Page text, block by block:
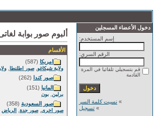
دخول الأعضاء المسجلين
إسم المستخدم:
الرقم السري:
قم بتسجيلي تلقائيا في المرة
القادمة
» نسيت كلمة السر
» تسجيل
ألبوم صور بوابة
الأقسام
امريكا (587)
ولاية شيكاغو صور اطلنطا
صور كندا (262)
المانيا (151)
برلين بون
صور السعودية (358)
صور اخرى صور جدة الرياض